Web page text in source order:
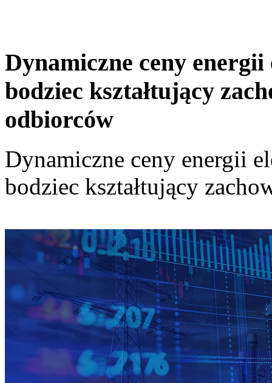
Dynamiczne ceny
bodziec kształtujący
odbiorców
Dynamiczne ceny energii
bodziec kształtujący